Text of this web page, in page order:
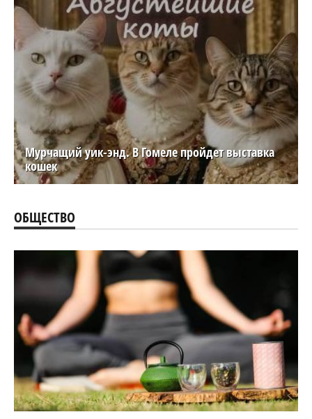
Мурчащий уик-энд. В Гомеле пройдет выставка
кошек
ОБЩЕСТВО